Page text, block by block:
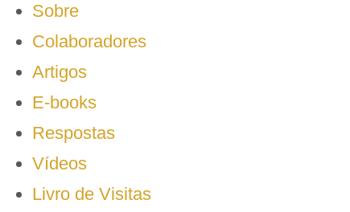
Sobre
Colaboradores
Artigos
E-books
Respostas
Vídeos
Livro de Visitas